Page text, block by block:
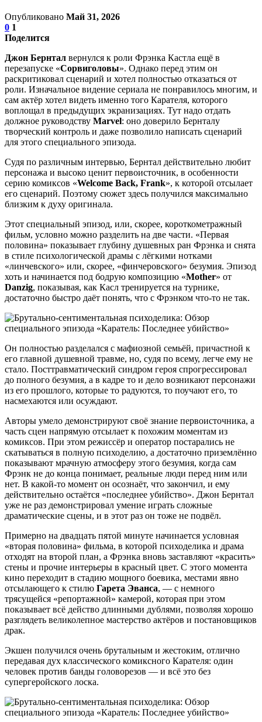
Опубликовано Май 31, 2026
0 1
Поделится
Джон Бернтал вернулся к роли Фрэнка Кастла ещё в
перезапуске «Сорвиголовы». Однако перед этим он
раскритиковал сценарий и хотел полностью отказаться от
роли. Изначальное видение сериала не понравилось многим, и
сам актёр хотел видеть именно того Карателя, которого
воплощал в предыдущих экранизациях. Тут надо отдать
должное руководству Marvel: оно доверило Бернталу
творческий контроль и даже позволило написать сценарий
для этого специального эпизода.
Судя по различным интервью, Бернтал действительно любит
персонажа и высоко ценит первоисточник, в особенности
серию комиксов «Welcome Back, Frank», к которой отсылает
его сценарий. Поэтому сюжет здесь получился максимально
близким к духу оригинала.
Этот специальный эпизод, или, скорее, короткометражный
фильм, условно можно разделить на две части. «Первая
половина» показывает глубину душевных ран Фрэнка и снята
в стиле психологической драмы с лёгкими нотками
«линчевского» или, скорее, «финчеровского» безумия. Эпизод
хоть и начинается под бодрую композицию «Mother» от
Danzig, показывая, как Касл тренируется на турнике,
достаточно быстро даёт понять, что с Фрэнком что-то не так.
Он полностью разделался с мафиозной семьёй, причастной к
его главной душевной травме, но, судя по всему, легче ему не
стало. Посттравматический синдром героя спрогрессировал
до полного безумия, а в кадре то и дело возникают персонажи
из его прошлого, которые то радуются, то поучают его, то
насмехаются или осуждают.
Авторы умело демонстрируют своё знание первоисточника, а
часть сцен напрямую отсылает к похожим моментам из
комиксов. При этом режиссёр и оператор постарались не
скатываться в полную психоделию, а достаточно приземлённо
показывают мрачную атмосферу этого безумия, когда сам
Фрэнк не до конца понимает, реальные люди перед ним или
нет. В какой-то момент он осознаёт, что закончил, и ему
действительно остаётся «последнее убийство». Джон Бернтал
уже не раз демонстрировал умение играть сложные
драматические сцены, и в этот раз он тоже не подвёл.
Примерно на двадцать пятой минуте начинается условная
«вторая половина» фильма, в которой психоделика и драма
отходят на второй план, а Фрэнка вновь заставляют «красить»
стены и прочие интерьеры в красный цвет. С этого момента
кино переходит в стадию мощного боевика, местами явно
отсылающего к стилю Гарета Эванса, — с немного
трясущейся «репортажной» камерой, которая при этом
показывает всё действо длинными дублями, позволяя хорошо
разглядеть великолепное мастерство актёров и постановщиков
драк.
Экшен получился очень брутальным и жестоким, отлично
передавая дух классического комиксного Карателя: один
человек против банды головорезов — и всё это без
супергеройского лоска.